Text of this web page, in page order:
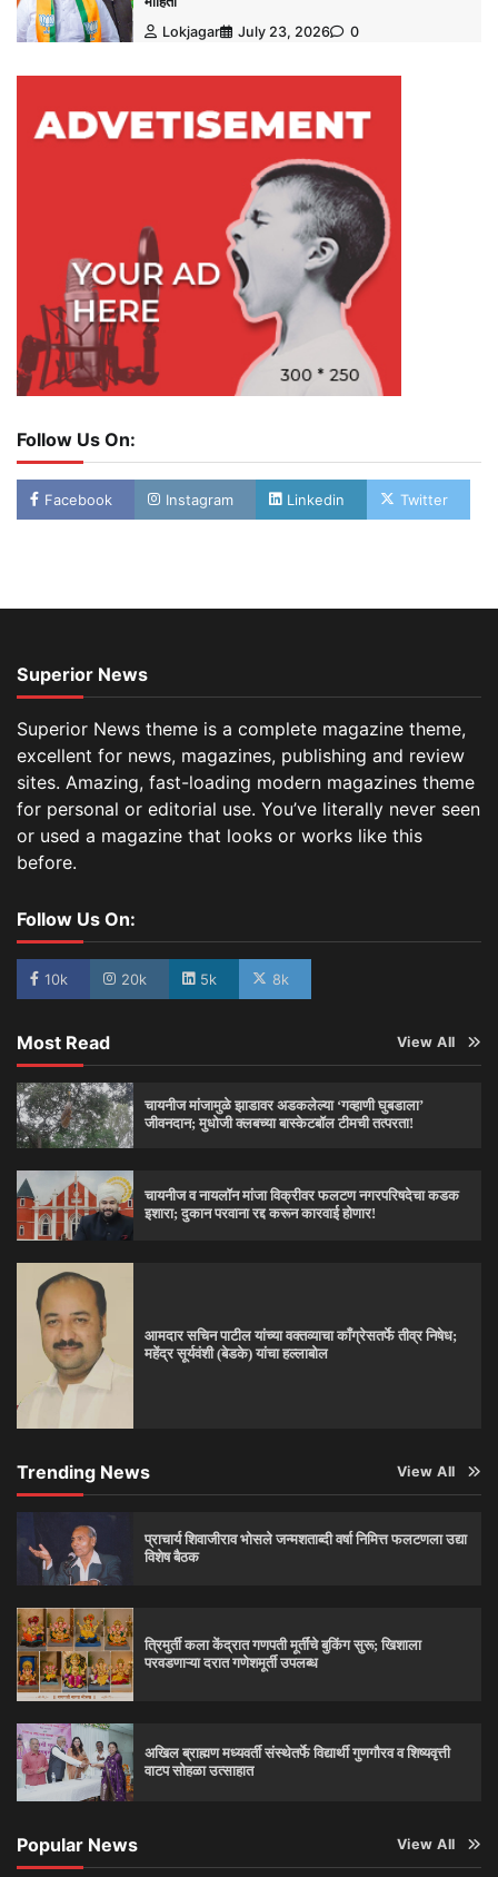
Lokjagar
July 23, 2026 0
Follow Us On:
Facebook Instagram Linkedin Twitter
Superior News
Superior News theme is a complete magazine theme,
excellent for news, magazines, publishing and review
sites. Amazing, fast-loading modern magazines theme
for personal or editorial use. You’ve literally never seen
or used a magazine that looks or works like this
before.
Follow Us On:
10k 20k 5k 8k
Most Read View All
चायनीज मांजामुळे झाडावर अडकलेल्या ‘गव्हाणी घुबडाला’
जीवनदान; मुधोजी क्लबच्या बास्केटबॉल टीमची तत्परता!
चायनीज व नायलॉन मांजा विक्रीवर फलटण नगरपरिषदेचा कडक
इशारा; दुकान परवाना रद्द करून कारवाई होणार!
आमदार सचिन पाटील यांच्या वक्तव्याचा काँग्रेसतर्फे तीव्र निषेध;
महेंद्र सूर्यवंशी (बेडके) यांचा हल्लाबोल
Trending News View All
प्राचार्य शिवाजीराव भोसले जन्मशताब्दी वर्षा निमित्त फलटणला उद्या
विशेष बैठक
त्रिमुर्ती कला केंद्रात गणपती मूर्तींचे बुकिंग सुरू; खिशाला
परवडणाऱ्या दरात गणेशमूर्ती उपलब्ध
अखिल ब्राह्मण मध्यवर्ती संस्थेतर्फे विद्यार्थी गुणगौरव व शिष्यवृत्ती
वाटप सोहळा उत्साहात
Popular News View All